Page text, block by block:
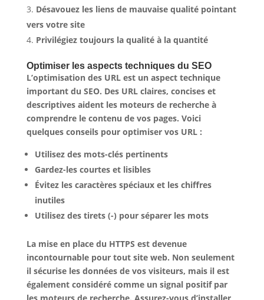
Désavouez les liens de mauvaise qualité pointant
vers votre site
Privilégiez toujours la qualité à la quantité
Optimiser les aspects techniques du SEO
L’optimisation des URL est un aspect technique
important du SEO. Des URL claires, concises et
descriptives aident les moteurs de recherche à
comprendre le contenu de vos pages. Voici
quelques conseils pour optimiser vos URL :
Utilisez des mots-clés pertinents
Gardez-les courtes et lisibles
Évitez les caractères spéciaux et les chiffres
inutiles
Utilisez des tirets (-) pour séparer les mots
La mise en place du HTTPS est devenue
incontournable pour tout site web. Non seulement
il sécurise les données de vos visiteurs, mais il est
également considéré comme un signal positif par